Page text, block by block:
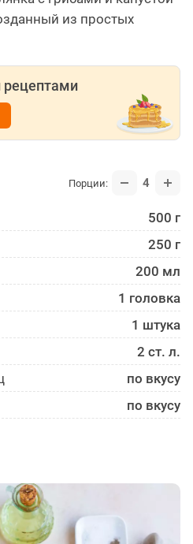
из простых
рецептами
Порции: 4
500 г
250 г
200 мл
1 головка
1 штука
2 ст. л.
по вкусу
по вкусу